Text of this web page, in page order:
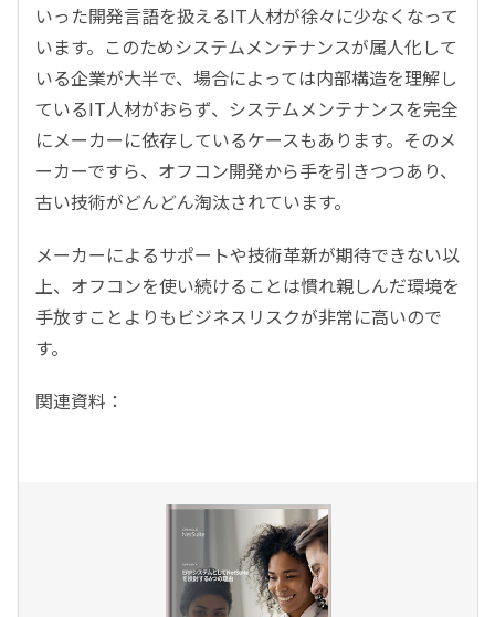
いった開発言語を扱えるIT人材が徐々に少なくなって
います。このためシステムメンテナンスが属人化して
いる企業が大半で、場合によっては内部構造を理解し
ているIT人材がおらず、システムメンテナンスを完全
にメーカーに依存しているケースもあります。そのメ
ーカーですら、オフコン開発から手を引きつつあり、
古い技術がどんどん淘汰されています。
メーカーによるサポートや技術革新が期待できない以
上、オフコンを使い続けることは慣れ親しんだ環境を
手放すことよりもビジネスリスクが非常に高いので
す。
関連資料：